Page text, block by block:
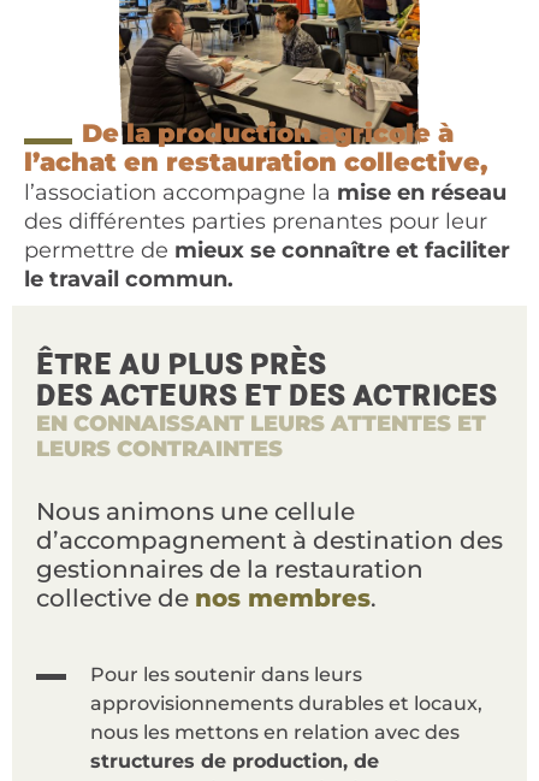
De la production agricole à
l’achat en restauration collective,
l’association accompagne la mise en réseau
des différentes parties prenantes pour leur
permettre de mieux se connaître et faciliter
le travail commun.
ÊTRE AU PLUS PRÈS
DES ACTEURS ET DES ACTRICES
EN CONNAISSANT LEURS ATTENTES ET
LEURS CONTRAINTES
Nous animons une cellule
d’accompagnement à destination des
gestionnaires de la restauration
collective de nos membres.
Pour les soutenir dans leurs
approvisionnements durables et locaux,
nous les mettons en relation avec des
structures de production, de